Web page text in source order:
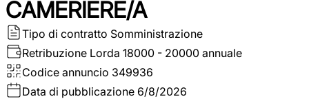
CAMERIERE/A
Tipo di contratto Somministrazione
Retribuzione Lorda 18000 - 20000 annuale
Codice annuncio 349936
Data di pubblicazione 6/8/2026